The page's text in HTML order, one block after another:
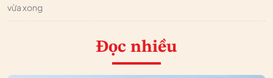
vừa xong
Đọc nhiều